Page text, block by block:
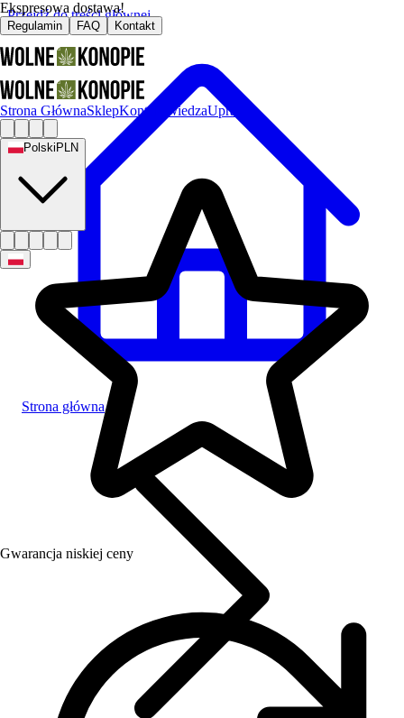
Przejdź do treści głównej
Ekspresowa dostawa!
Regulamin FAQ Kontakt
Strona GłównaSklepKontakt WiedzaUprawa
Polski PLN
Gwarancja niskiej ceny
Strona główna